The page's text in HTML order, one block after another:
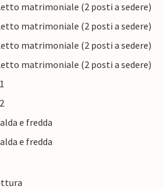
matrimoniale (2 posti a sedere)
matrimoniale (2 posti a sedere)
matrimoniale (2 posti a sedere)
matrimoniale (2 posti a sedere)
e fredda
e fredda